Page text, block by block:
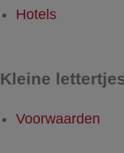
Hotels
Kleine
Voorwaarden